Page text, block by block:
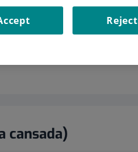
cansada)
Reject